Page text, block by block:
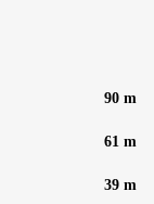
90 m
61 m
39 m